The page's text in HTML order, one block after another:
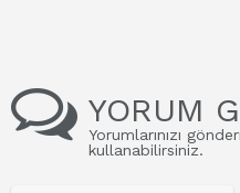
YORUM
Yorumlarınızı
kullanabilirsiniz.